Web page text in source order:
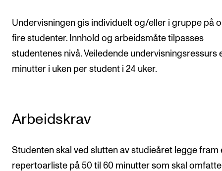
Undervisningen gis individuelt og/eller i gruppe på
fire studenter. Innhold og arbeidsmåte tilpasses
studentenes nivå. Veiledende undervisningsressurs
minutter i uken per student i 24 uker.
Arbeidskrav
Studenten skal ved slutten av studieåret legge fram
repertoarliste på 50 til 60 minutter som skal omfatte